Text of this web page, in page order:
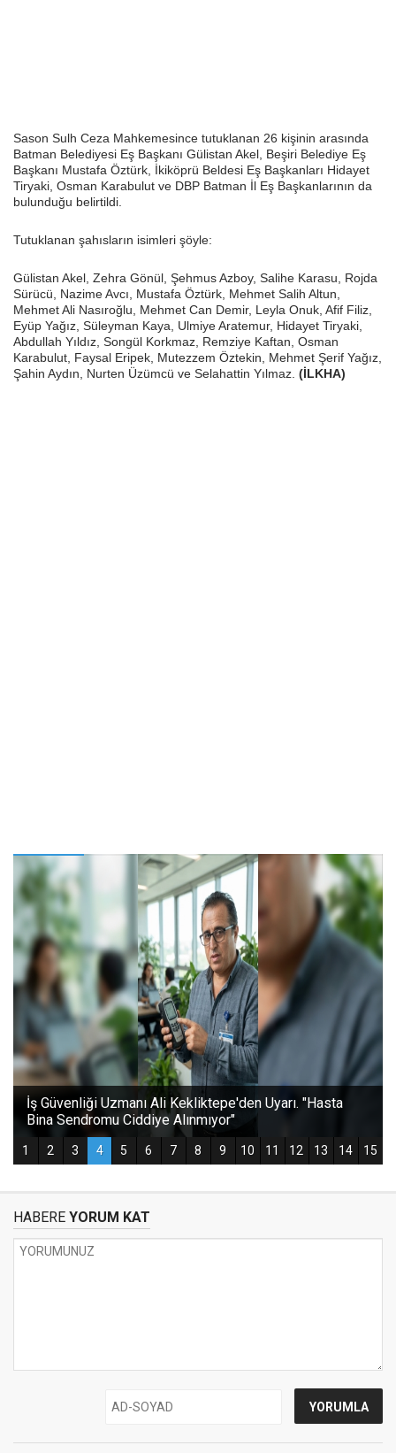
Sason Sulh Ceza Mahkemesince tutuklanan 26 kişinin arasında
Batman Belediyesi Eş Başkanı Gülistan Akel, Beşiri Belediye Eş
Başkanı Mustafa Öztürk, İkiköprü Beldesi Eş Başkanları Hidayet
Tiryaki, Osman Karabulut ve DBP Batman İl Eş Başkanlarının da
bulunduğu belirtildi.
Tutuklanan şahısların isimleri şöyle:
Gülistan Akel, Zehra Gönül, Şehmus Azboy, Salihe Karasu, Rojda
Sürücü, Nazime Avcı, Mustafa Öztürk, Mehmet Salih Altun,
Mehmet Ali Nasıroğlu, Mehmet Can Demir, Leyla Onuk, Afif Filiz,
Eyüp Yağız, Süleyman Kaya, Ulmiye Aratemur, Hidayet Tiryaki,
Abdullah Yıldız, Songül Korkmaz, Remziye Kaftan, Osman
Karabulut, Faysal Eripek, Mutezzem Öztekin, Mehmet Şerif Yağız,
Şahin Aydın, Nurten Üzümcü ve Selahattin Yılmaz. (İLKHA)
HABERE YORUM KAT